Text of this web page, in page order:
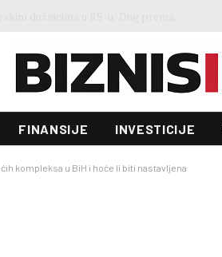
FINANSIJE INVESTICIJE
kompleksa u BiH i hoće li biti nastavljena